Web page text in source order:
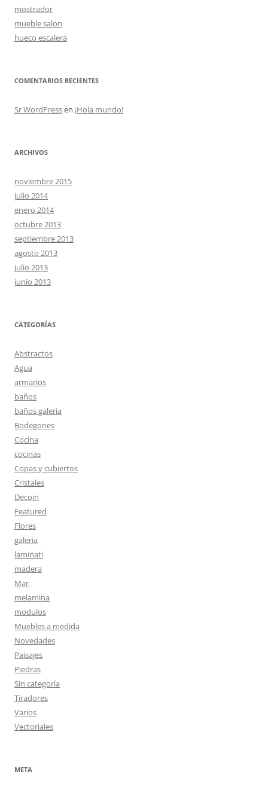
mostrador
mueble salon
hueco escalera
COMENTARIOS RECIENTES
Sr WordPressen ¡Hola mundo!
ARCHIVOS
noviembre 2015
julio 2014
enero 2014
octubre 2013
septiembre 2013
agosto 2013
julio 2013
junio 2013
CATEGORÍAS
Abstractos
Agua
armarios
baños
baños galeria
Bodegones
Cocina
cocinas
Copas y cubiertos
Cristales
Decoin
Featured
Flores
galeria
laminati
madera
Mar
melamina
modulos
Muebles a medida
Novedades
Paisajes
Piedras
Sin categoría
Tiradores
Varios
Vectoriales
META